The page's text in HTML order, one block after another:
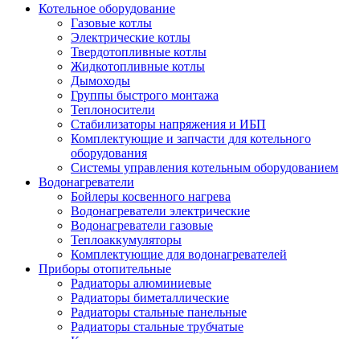
Котельное оборудование
Газовые котлы
Электрические котлы
Твердотопливные котлы
Жидкотопливные котлы
Дымоходы
Группы быстрого монтажа
Теплоносители
Стабилизаторы напряжения и ИБП
Комплектующие и запчасти для котельного
оборудования
Системы управления котельным оборудованием
Водонагреватели
Бойлеры косвенного нагрева
Водонагреватели электрические
Водонагреватели газовые
Теплоаккумуляторы
Комплектующие для водонагревателей
Приборы отопительные
Радиаторы алюминиевые
Радиаторы биметаллические
Радиаторы стальные панельные
Радиаторы стальные трубчатые